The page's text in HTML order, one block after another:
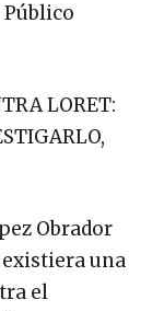
Público
LORET:
Obrador
existiera una
el